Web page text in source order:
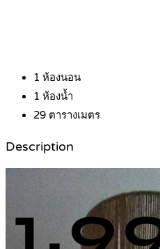
1 ห้องนอน
1 ห้องน้ำ
29 ตารางเมตร
Description